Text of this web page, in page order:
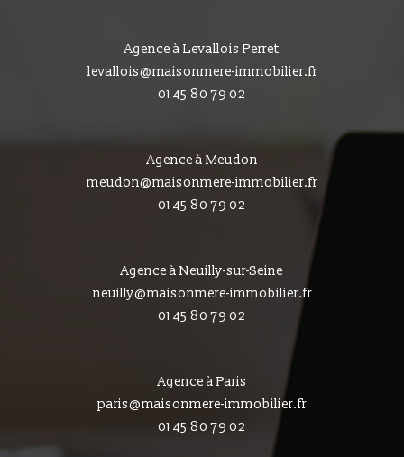
Agence à Levallois Perret
levallois@maisonmere-immobilier.fr
01 45 80 79 02
Agence à Meudon
meudon@maisonmere-immobilier.fr
01 45 80 79 02
Agence à Neuilly-sur-Seine
neuilly@maisonmere-immobilier.fr
01 45 80 79 02
Agence à Paris
paris@maisonmere-immobilier.fr
01 45 80 79 02